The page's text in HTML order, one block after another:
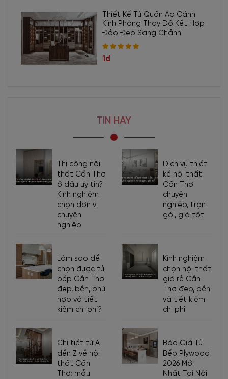
Tên
Tủ Quần Áo Kính Cường Lực Kiểu Lùa Khung Gỗ
MDF Cao Cấp
Mã sản
phẩm
TA-2523
Hiện đại, thời trang, có hỗ trợ gắn đèn Led.
Khung tủ bằng MDF lõi xanh chống ẩm, cánh kính
cường lực khung nhôm
Cánh kính 5 ly cường lực
Sản phẩm thân thiện với môi trường, đạt tiêu chuẩn
Đã qua xử lý chống cong vênh, mối mọt
Bộ
vách
ngăn
Bằng gỗ, nhôm
Cửa,
Hoàn thiện bằng chất liệu kính cường lực, dạng
cửa cánh mở
Thiết Kế Tủ Quần Áo Cánh
Kính Phòng Thay Đồ Kết Hợp
Đảo Đẹp Sang Chảnh
1đ
TIN HAY
Thi công nội
thất Cần Thơ
ở đâu uy tín?
Kinh nghiệm
chọn đơn vị
chuyên
nghiệp
Dịch vụ thiết
kế nội thất
Cần Thơ
chuyên
nghiệp, trọn
gói, giá tốt
Làm sao để
chọn được tủ
bếp Cần Thơ
đẹp, bền, phù
hợp và tiết
kiệm chi phí?
Kinh nghiệm
chọn nội thất
giá rẻ Cần
Thơ đẹp, bền
và tiết kiệm
chi phí
Chi tiết từ A
đến Z về nội
thất Cần
Thơ: mẫu
Báo Giá Tủ
Bếp Plywood
2026 Mới
Nhất Tại Nội